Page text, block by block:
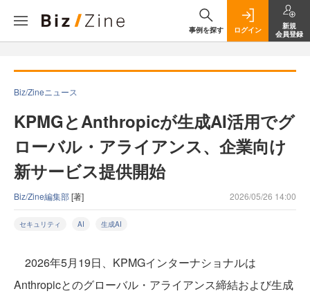
事例を探す ログイン
新規
会員登録
Biz/Zineニュース
KPMGとAnthropicが生成AI活用でグ
ローバル・アライアンス、企業向け
新サービス提供開始
Biz/Zine編集部[著] 2026/05/26 14:00
セキュリティ AI 生成AI
2026年5月19日、KPMGインターナショナルは
Anthropicとのグローバル・アライアンス締結および生成